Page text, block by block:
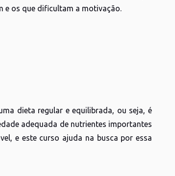
e os que dificultam a motivação.
dieta regular e equilibrada, ou seja, é
adequada de nutrientes importantes
e este curso ajuda na busca por essa